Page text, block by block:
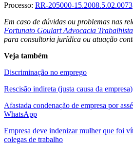
Processo: RR-205000-15.2008.5.02.0073
Em caso de dúvidas ou problemas nas
Fortunato Goulart Advocacia Trabalhista
para consultoria jurídica ou atuação
Veja também
Discriminação no emprego
Rescisão indireta (justa causa da empresa)
Afastada condenação de empresa por
WhatsApp
Empresa deve indenizar mulher que foi
colegas de trabalho